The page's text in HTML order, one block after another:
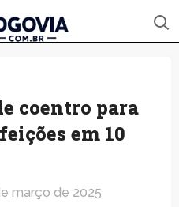
coentro para
em 10
março de 2025